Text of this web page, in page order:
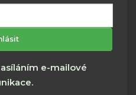
mailová
adresa
e-mailové